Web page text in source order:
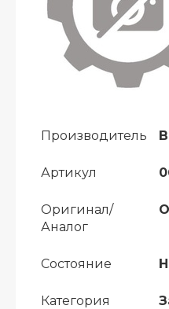
Производитель
Артикул
Оригинал/
Аналог
Состояние
Категория